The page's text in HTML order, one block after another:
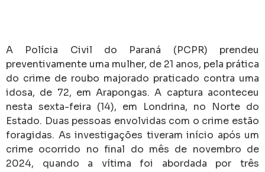
A Polícia Civil do Paraná (PCPR) prendeu
preventivamente uma mulher, de 21 anos, pela prática
do crime de roubo majorado praticado contra uma
idosa, de 72, em Arapongas. A captura aconteceu
nesta sexta-feira (14), em Londrina, no Norte do
Estado. Duas pessoas envolvidas com o crime estão
foragidas. As investigações tiveram início após um
crime ocorrido no final do mês de novembro de
2024, quando a vítima foi abordada por três